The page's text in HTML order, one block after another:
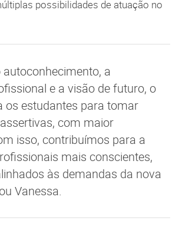
possibilidades de atuação no
autoconhecimento, a
e a visão de futuro, o
os estudantes para tomar
com maior
isso, contribuímos para a
mais conscientes,
às demandas da nova
Vanessa.